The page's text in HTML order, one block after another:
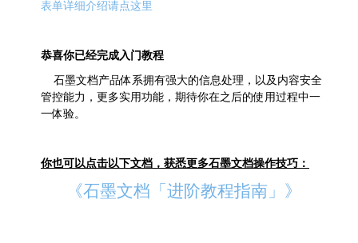
表单详细介绍请点这里
恭喜你已经完成入门教程
管控能力，更多实用功能，期待你在之后的使用过程中一
一体验。
你也可以点击以下文档，获悉更多石墨文档操作技巧：
《石墨文档「进阶教程指南」》